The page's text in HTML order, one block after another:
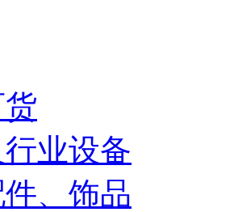
业设备
、饰品